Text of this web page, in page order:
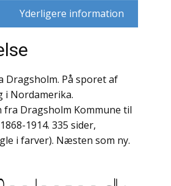
/ Religion
Skovbrug
/ Topografi
Yderligere information
Dragsholm. På sporet af
i Nordamerika.
fra Dragsholm Kommune til
1914. 335 sider,
i farver). Næsten som ny.